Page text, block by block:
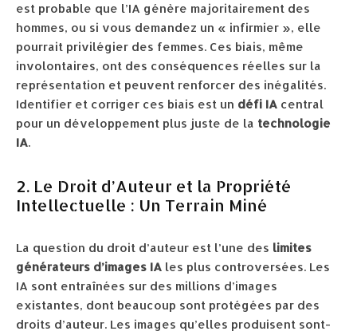
est probable que l’IA génère majoritairement des
hommes, ou si vous demandez un « infirmier », elle
pourrait privilégier des femmes. Ces biais, même
involontaires, ont des conséquences réelles sur la
représentation et peuvent renforcer des inégalités.
Identifier et corriger ces biais est un défi IA central
pour un développement plus juste de la technologie
IA.
2. Le Droit d’Auteur et la Propriété
Intellectuelle : Un Terrain Miné
La question du droit d’auteur est l’une des limites
générateurs d’images IA les plus controversées. Les
IA sont entraînées sur des millions d’images
existantes, dont beaucoup sont protégées par des
droits d’auteur. Les images qu’elles produisent sont-